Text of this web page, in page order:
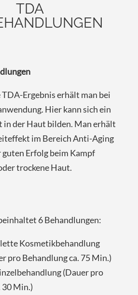
TDA
Ergebnis erhält man bei
Hier kann sich ein
der Haut bilden. Man erhält
im Bereich Anti-Aging
guten Erfolg beim Kampf
trockene Haut.
6 Behandlungen:
Kosmetikbehandlung
pro Behandlung ca. 75 Min.)
(Dauer pro
30 Min.)